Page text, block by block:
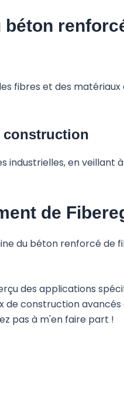
fibres et des
construction
industrielles, en
de
du béton renforcé
des applications
construction
pas à m'en faire part !